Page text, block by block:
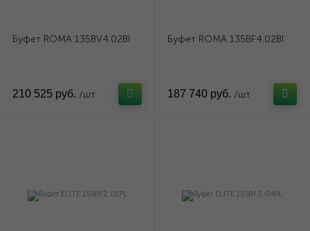
Буфет ROMA 135BV4.02BI
210 525 руб. /шт
Буфет ROMA 135BF4.02BI
187 740 руб. /шт